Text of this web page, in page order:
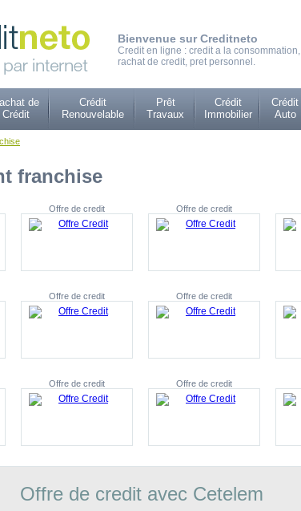
Bienvenue sur Creditneto
Credit en ligne : credit a la consommation,
rachat de credit, pret personnel.
de
Crédit
Crédit
Renouvelable
Prêt
Travaux
Crédit
Immobilier
Crédit
Auto
franchise
Offre de credit Offre de credit
Offre de credit Offre de credit
Offre de credit Offre de credit
Offre de credit avec Cetelem